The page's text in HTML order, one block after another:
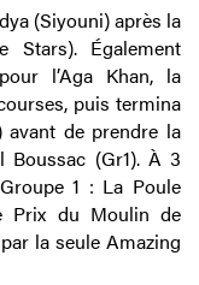
(Siyouni) après la
Également
l’Aga Khan, la
puis termina
de prendre la
Boussac (Gr1). À 3
1 : La Poule
Prix du Moulin de
la seule Amazing